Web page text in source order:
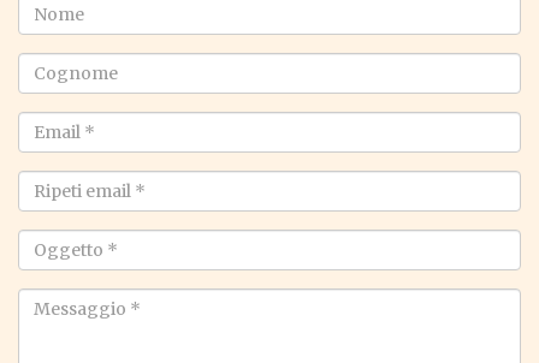
email
*